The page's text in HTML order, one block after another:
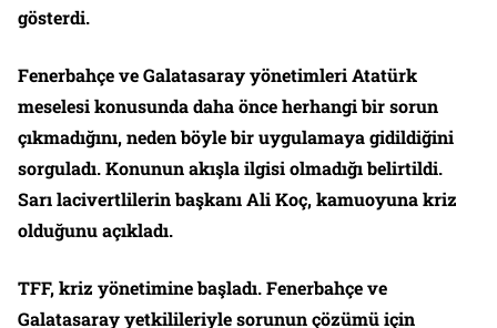
gösterdi.
Fenerbahçe ve Galatasaray yönetimleri Atatürk
meselesi konusunda daha önce herhangi bir sorun
çıkmadığını, neden böyle bir uygulamaya gidildiğini
sorguladı. Konunun akışla ilgisi olmadığı belirtildi.
Sarı lacivertlilerin başkanı Ali Koç, kamuoyuna kriz
olduğunu açıkladı.
TFF, kriz yönetimine başladı. Fenerbahçe ve
Galatasaray yetkilileriyle sorunun çözümü için